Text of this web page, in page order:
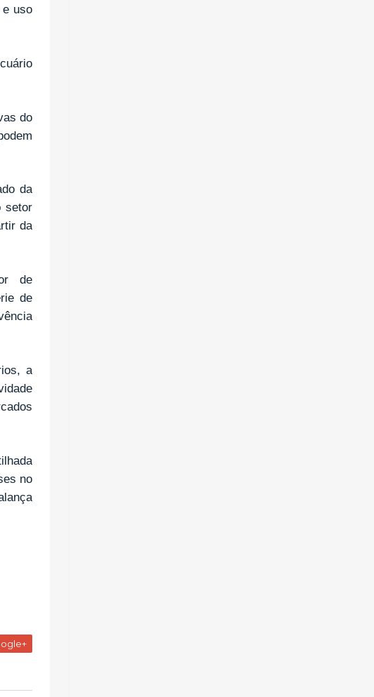
e uso
do
da
setor
da
de
de
a
no